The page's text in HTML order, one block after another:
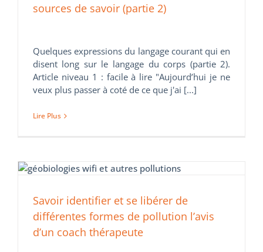
sources de savoir (partie 2)
Quelques expressions du langage courant qui en
disent long sur le langage du corps (partie 2).
Article niveau 1 : facile à lire "Aujourd’hui je ne
veux plus passer à coté de ce que j'ai [...]
Lire Plus
Savoir identifier et se libérer de
différentes formes de pollution l’avis
d’un coach thérapeute